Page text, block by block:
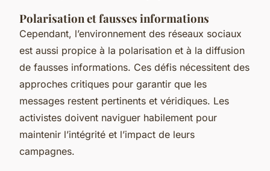
Polarisation et fausses informations
Cependant, l’environnement des réseaux sociaux
est aussi propice à la polarisation et à la diffusion
de fausses informations. Ces défis nécessitent des
approches critiques pour garantir que les
messages restent pertinents et véridiques. Les
activistes doivent naviguer habilement pour
maintenir l’intégrité et l’impact de leurs
campagnes.